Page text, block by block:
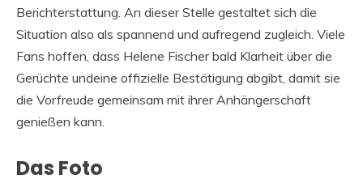
Berichterstattung. An dieser Stelle gestaltet sich die
Situation also als spannend und aufregend zugleich. Viele
Fans hoffen, dass Helene Fischer bald Klarheit über die
Gerüchte undeine offizielle Bestätigung abgibt, damit sie
die Vorfreude gemeinsam mit ihrer Anhängerschaft
genießen kann.
Das Foto